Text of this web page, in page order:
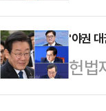
동…
다.
가족
사망
체적
스’
영화
“극
'야권
헌법
더불